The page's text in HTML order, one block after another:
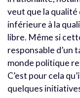
veut que la
inférieure à la
libre. Même si
responsable d’un
monde politique
C’est pour cela
quelques